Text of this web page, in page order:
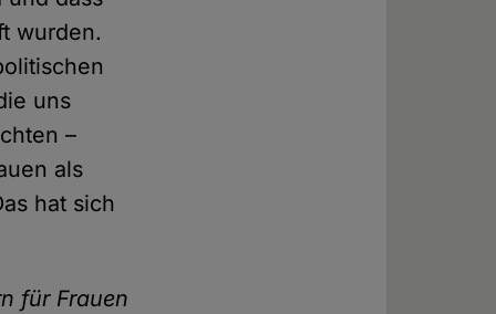
wurden.
uns
–
als
hat sich
für Frauen